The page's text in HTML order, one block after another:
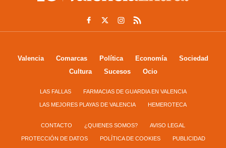
Valencia Comarcas Política Economía
Sociedad
Cultura
Sucesos Ocio
LAS FALLAS FARMACIAS DE GUARDIA EN VALENCIA
LAS MEJORES PLAYAS DE VALENCIA HEMEROTECA
CONTACTO ¿QUIENES SOMOS? AVISO LEGAL
PROTECCIÓN DE DATOS POLÍTICA DE COOKIES PUBLICIDAD